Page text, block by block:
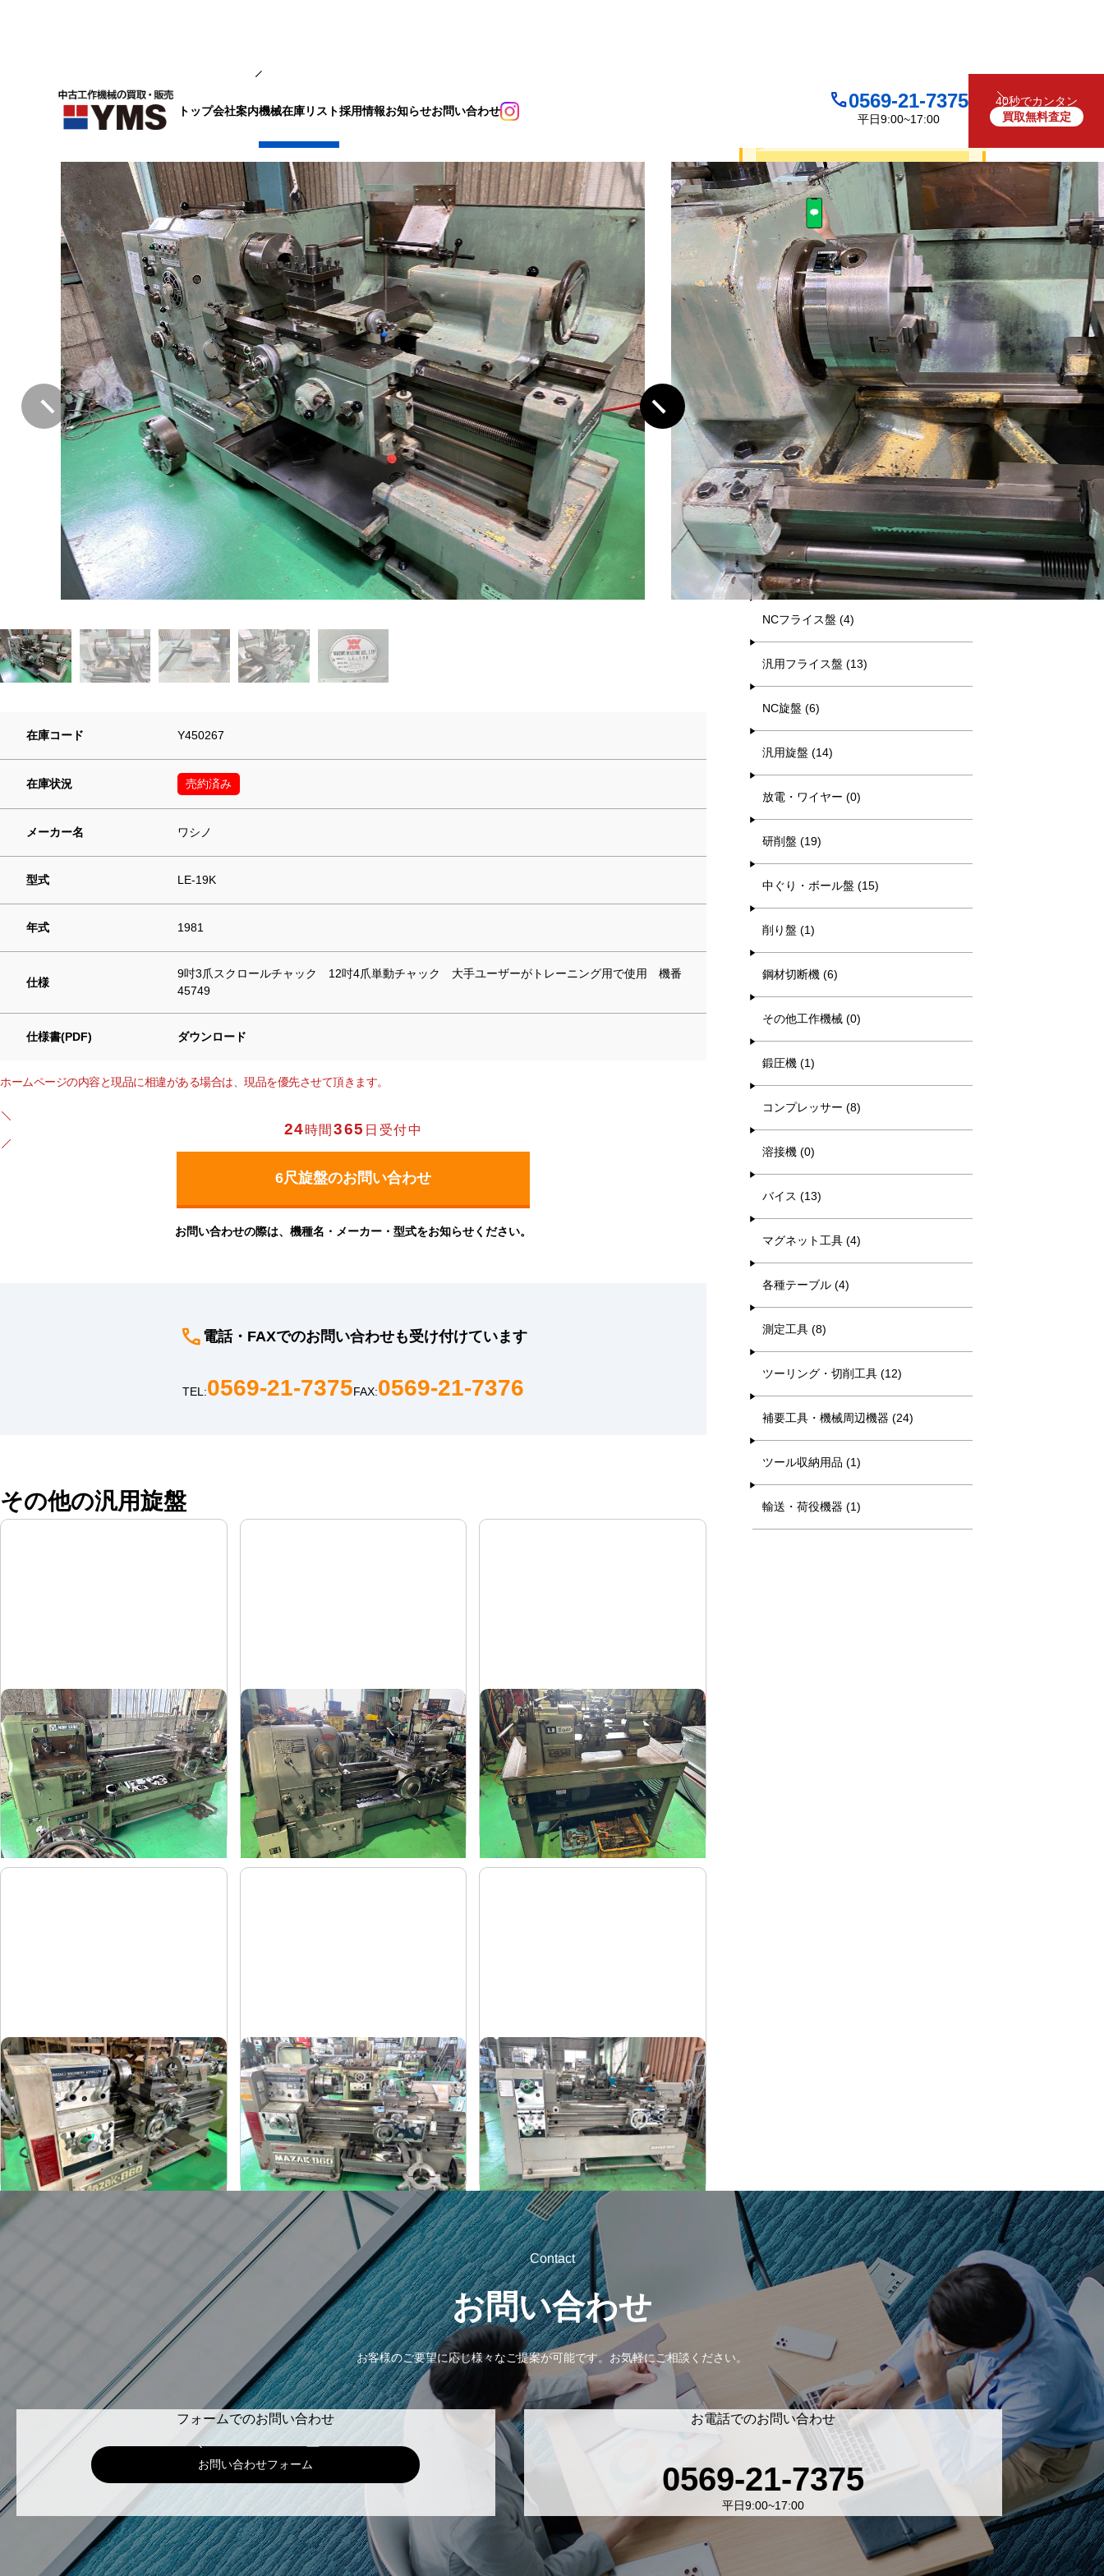
トップ会社案内機械在庫リスト採用情報お知らせお問い合わせ 0569-21-7375
平日9:00~17:00
40秒でカンタン
買取無料査定
6尺旋盤
在庫コード Y450267
在庫状況 売約済み
メーカー名 ワシノ
型式 LE-19K
年式 1981
仕様
9吋3爪スクロールチャック 12吋4爪単動チャック 大手ユーザーがトレーニング用で使用 機番
45749
仕様書(PDF) ダウンロード
ホームページの内容と現品に相違がある場合は、現品を優先させて頂きます。
24時間365 日受付中
お問い合わせの際は、機種名・メーカー・型式をお知らせください。
電話・FAXでのお問い合わせも受け付けています
TEL:0569-21-7375FAX:0569-21-7376
その他の汎用旋盤
8尺旋盤
メーカー 森精機
形 式MS-1250
年 式-
6尺旋盤
メーカー オークマ
式LS-800
年 式1986
卓上旋盤
メーカー エグロ
形 式 LB8-4B
年 式1973
6尺旋盤
メーカー マザック
形 式MK-860S
式1989
6尺旋盤
メーカー マザック
形 式MK-860S
年 式1989
7尺旋盤
メーカー 山崎
形 式MAZAK-ACE-1000
年 1976
買取について
お見積り・査定は無料
LINEで査定 （友だち追加）
買取フォームで査定
お電話でも受け付けております
0569-21-7375
平日9:00~17:00
キーワード検索
カテゴリー一覧
マシニング (8)
NCフライス盤 (4)
汎用フライス盤 (13)
NC旋盤 (6)
汎用旋盤 (14)
放電・ワイヤー (0)
研削盤 (19)
中ぐり・ボール盤 (15)
削り盤 (1)
鋼材切断機 (6)
その他工作機械 (0)
鍛圧機 (1)
コンプレッサー (8)
溶接機 (0)
バイス (13)
マグネット工具 (4)
各種テーブル (4)
測定工具 (8)
ツーリング・切削工具 (12)
補要工具・機械周辺機器 (24)
ツール収納用品 (1)
輸送・荷役機器 (1)
Contact
お問い合わせ
お客様のご要望に応じ様々なご提案が可能です。 お気軽にご相談ください。
フォームでのお問い合わせ
お問い合わせフォーム
お電話でのお問い合わせ
0569-21-7375
平日9:00~17:00